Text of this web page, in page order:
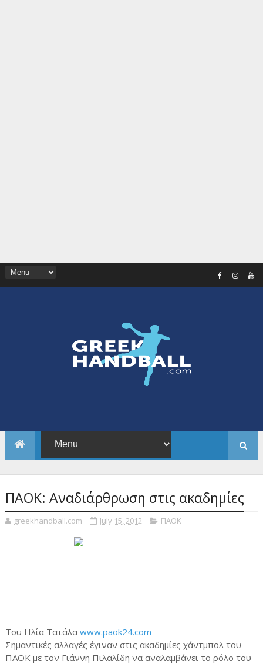
ΠΑΟΚ: Αναδιάρθρωση στις ακαδημίες
greekhandball.com July 15, 2012 ΠΑΟΚ
Του Ηλία Τατάλα www.paok24.com
Σημαντικές αλλαγές έγιναν στις ακαδημίες χάντμπολ του
ΠΑΟΚ με τον Γιάννη Πιλαλίδη να αναλαμβάνει το ρόλο του